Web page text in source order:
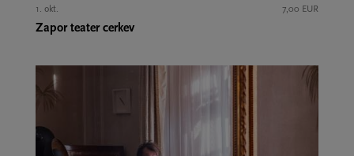
1. okt. 7,00 EUR
Zapor teater cerkev